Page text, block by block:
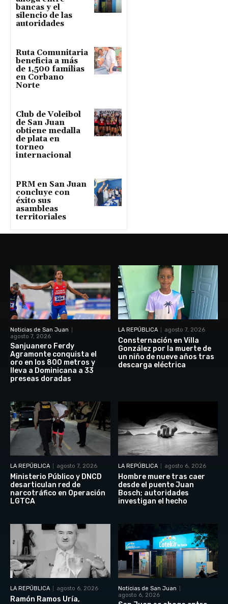
bancas y el
silencio de las
autoridades
Ruta Comunitaria
beneficia a más
de 1,500 familias
en Corbano
Norte
Club de Voleibol
de San Juan
obtiene medalla
de plata en
torneo
internacional
PRM en San Juan
concluye con
éxito sus
asambleas
territoriales
Noticias de San Juan
agosto 7, 2026
Sanjuanero Ferdy
Agramonte conquista el
oro en los 800 metros y
lleva a Dominicana a 33
preseas doradas
LA REPÚBLICA agosto 7, 2026
Consternación en Villa
González por la muerte de
un niño de nueve años tras
descarga eléctrica
LA REPÚBLICA agosto 7, 2026
Ministerio Público y DNCD
desarticulan red de
narcotráfico en Operación
LGTCA
LA REPÚBLICA agosto 6, 2026
Hombre muere tras caer
desde el puente Juan
Bosch; autoridades
investigan el hecho
LA REPÚBLICA agosto 6, 2026
Ramón Ramos Uría,
Noticias de San Juan
agosto 6, 2026